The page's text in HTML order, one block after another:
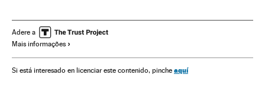
Adere a
Mais informações
Si está interesado en licenciar este contenido, pinche aquí